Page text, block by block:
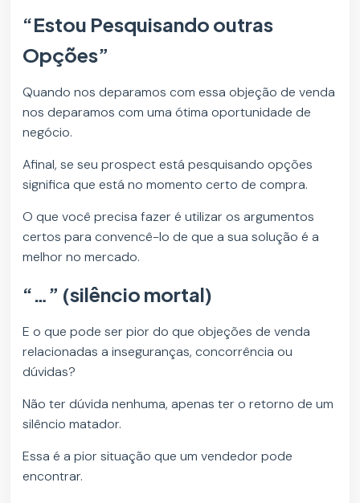
“Estou Pesquisando outras
Opções”
Quando nos deparamos com essa objeção de venda
nos deparamos com uma ótima oportunidade de
negócio.
Afinal, se seu prospect está pesquisando opções
significa que está no momento certo de compra.
O que você precisa fazer é utilizar os argumentos
certos para convencê-lo de que a sua solução é a
melhor no mercado.
“…” (silêncio mortal)
E o que pode ser pior do que objeções de venda
relacionadas a inseguranças, concorrência ou
dúvidas?
Não ter dúvida nenhuma, apenas ter o retorno de um
silêncio matador.
Essa é a pior situação que um vendedor pode
encontrar.